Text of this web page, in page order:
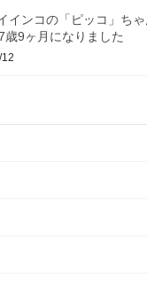
インコの「ピッコ」ち
歳9ヶ月になりました